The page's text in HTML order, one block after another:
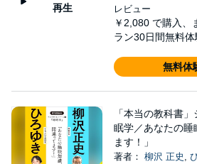
再生
レビュー
￥2,080 で購入、
ラン30日間無料
無料体
「本当の教科書
眠学／あなたの睡
ます！」
著者： 柳沢 正史 ,